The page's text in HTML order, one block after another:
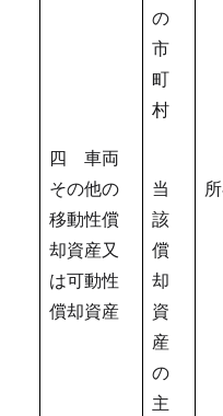
の
市
町
村
四 車両
その他の
移動性償
却資産又
は可動性
償却資産
当
該
償
却
資
産
の
主